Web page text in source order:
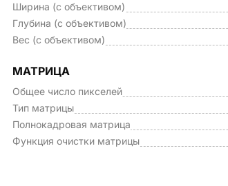
Ширина (с объективом)
Глубина (с объективом)
Вес (с объективом)
МАТРИЦА
Общее число пикселей
Тип матрицы
Полнокадровая матрица
Функция очистки матрицы